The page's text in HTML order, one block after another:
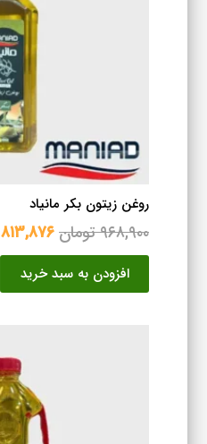
روغن زیتون بکر مانیاد
۹۶۸,۹۰۰تومانقیمت
اصلی
بود.
۸۱۳,۸۷۶
افزودن به سبد خرید